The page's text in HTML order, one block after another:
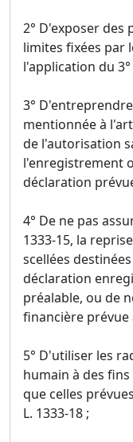
2° D'exposer des
limites fixées par
l'application du
3°
mentionnée à
de l'autorisation
l'enregistrement
déclaration
4° De ne pas
1333-15, la
scellées
déclaration
préalable, ou de
financière prévue
5° D'utiliser les
humain à des
que celles
L. 1333-18 ;